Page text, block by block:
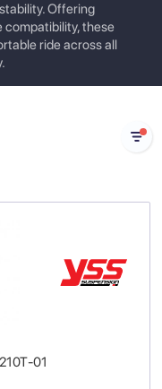
Offering
compatibility, these
ride across all
01